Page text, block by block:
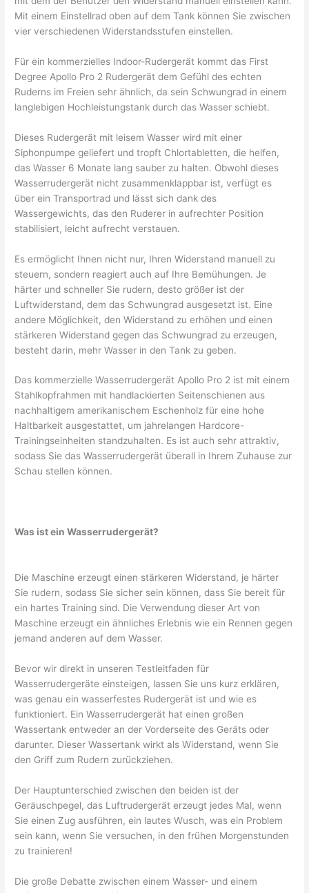
Mit einem Einstellrad oben auf dem Tank können Sie zwischen
vier verschiedenen Widerstandsstufen einstellen.
Für ein kommerzielles Indoor-Rudergerät kommt das First
Degree Apollo Pro 2 Rudergerät dem Gefühl des echten
Ruderns im Freien sehr ähnlich, da sein Schwungrad in einem
langlebigen Hochleistungstank durch das Wasser schiebt.
Dieses Rudergerät mit leisem Wasser wird mit einer
Siphonpumpe geliefert und tropft Chlortabletten, die helfen,
das Wasser 6 Monate lang sauber zu halten. Obwohl dieses
Wasserrudergerät nicht zusammenklappbar ist, verfügt es
über ein Transportrad und lässt sich dank des
Wassergewichts, das den Ruderer in aufrechter Position
stabilisiert, leicht aufrecht verstauen.
Es ermöglicht Ihnen nicht nur, Ihren Widerstand manuell zu
steuern, sondern reagiert auch auf Ihre Bemühungen. Je
härter und schneller Sie rudern, desto größer ist der
Luftwiderstand, dem das Schwungrad ausgesetzt ist. Eine
andere Möglichkeit, den Widerstand zu erhöhen und einen
stärkeren Widerstand gegen das Schwungrad zu erzeugen,
besteht darin, mehr Wasser in den Tank zu geben.
Das kommerzielle Wasserrudergerät Apollo Pro 2 ist mit einem
Stahlkopfrahmen mit handlackierten Seitenschienen aus
nachhaltigem amerikanischem Eschenholz für eine hohe
Haltbarkeit ausgestattet, um jahrelangen Hardcore-
Trainingseinheiten standzuhalten. Es ist auch sehr attraktiv,
sodass Sie das Wasserrudergerät überall in Ihrem Zuhause zur
Schau stellen können.
Was ist ein Wasserrudergerät?
Die Maschine erzeugt einen stärkeren Widerstand, je härter
Sie rudern, sodass Sie sicher sein können, dass Sie bereit für
ein hartes Training sind. Die Verwendung dieser Art von
Maschine erzeugt ein ähnliches Erlebnis wie ein Rennen gegen
jemand anderen auf dem Wasser.
Bevor wir direkt in unseren Testleitfaden für
Wasserrudergeräte einsteigen, lassen Sie uns kurz erklären,
was genau ein wasserfestes Rudergerät ist und wie es
funktioniert. Ein Wasserrudergerät hat einen großen
Wassertank entweder an der Vorderseite des Geräts oder
darunter. Dieser Wassertank wirkt als Widerstand, wenn Sie
den Griff zum Rudern zurückziehen.
Der Hauptunterschied zwischen den beiden ist der
Geräuschpegel, das Luftrudergerät erzeugt jedes Mal, wenn
Sie einen Zug ausführen, ein lautes Wusch, was ein Problem
sein kann, wenn Sie versuchen, in den frühen Morgenstunden
zu trainieren!
Die große Debatte zwischen einem Wasser- und einem